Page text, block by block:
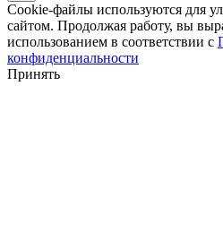
Cookie-файлы используются для
сайтом. Продолжая работу, вы
использованием в соответствии с
конфиденциальности
Принять